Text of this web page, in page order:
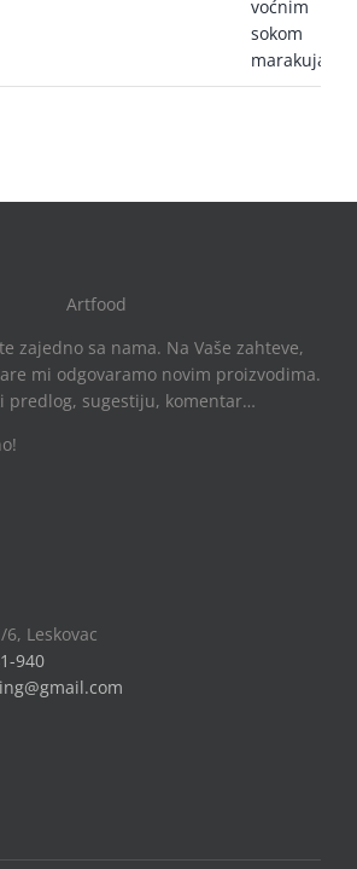
zajedno sa nama. Na Vaše zahteve,
mi odgovaramo novim proizvodima.
predlog, sugestiju, komentar…
Leskovac
940